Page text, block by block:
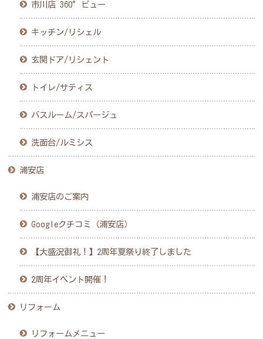
市川店 360°ビュー
キッチン/リシェル
玄関ドア/リシェント
トイレ/サティス
バスルーム/スパージュ
洗面台/ルミシス
浦安店
浦安店のご案内
Googleクチコミ（浦安店）
【大盛況御礼！】2周年夏祭り終了しました
2周年イベント開催！
リフォーム
リフォームメニュー